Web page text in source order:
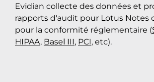
Evidian collecte des données et
rapports d'audit pour Lotus Notes
pour la conformité réglementaire (
HIPAA, Basel III, PCI, etc).